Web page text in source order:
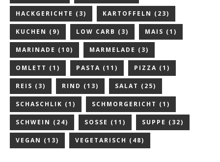
HACKGERICHTE (3) KARTOFFELN (23)
KUCHEN (9) LOW CARB (3) MAIS (1)
MARINADE (10) MARMELADE (3)
OMLETT (1) PASTA (11) PIZZA (1)
REIS (3) RIND (13) SALAT (25)
SCHASCHLIK (1) SCHMORGERICHT (1)
SCHWEIN (24) SOSSE (11) SUPPE (32)
VEGAN (13) VEGETARISCH (48)